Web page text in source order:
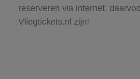
reserveren via internet,
Vliegtickets.nl zijn!